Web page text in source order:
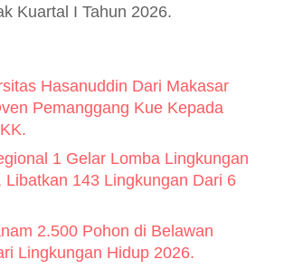
Kuartal I Tahun 2026.
Hasanuddin Dari Makasar
Pemanggang Kue Kepada
1 Gelar Lomba Lingkungan
Libatkan 143 Lingkungan Dari 6
2.500 Pohon di Belawan
Lingkungan Hidup 2026.